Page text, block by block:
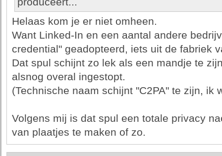
Helaas kom je er niet omheen.
Want Linked-In en een aantal andere
credential" geadopteerd, iets uit de fabriek
Dat spul schijnt zo lek als een mandje te
alsnog overal ingestopt.
(Technische naam schijnt "C2PA" te zijn, ik
Volgens mij is dat spul een totale privacy
van plaatjes te maken of zo.